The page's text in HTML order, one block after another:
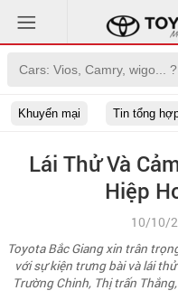
Khuyến mại Tin tổng
Lái Thử Và
Hiệp
10/10/
Toyota Bắc Giang xin trân
với sự kiện trưng bài và lái
Trường Chinh, Thị trấn